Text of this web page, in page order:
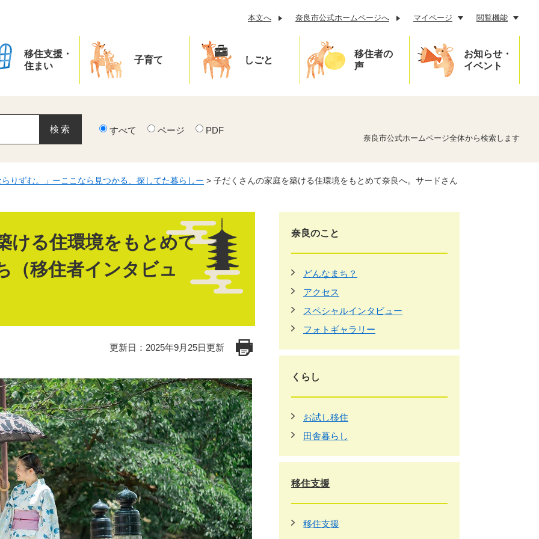
本文へ 奈良市公式ホームページへ マイページ 閲覧機能
移住支援・
住まい
子育て しごと
移住者の
声
お知らせ・
イベント
すべて ページ PDF
奈良市公式ホームページ全体から検索します
りずむ。」ーここなら見つかる、探してた暮らしー > 子だくさんの家庭を築ける住環境をもとめて奈良へ。サードさん
ける住環境をもとめて
（移住者インタビュ
更新日：2025年9月25日更新
奈良のこと
どんなまち？
アクセス
スペシャルインタビュー
フォトギャラリー
くらし
お試し移住
田舎暮らし
移住支援
移住支援